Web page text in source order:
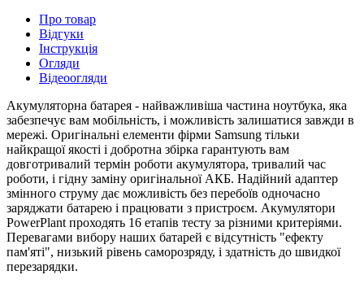
Про товар
Відгуки
Інструкція
Огляди
Відеоогляди
Акумуляторна батарея - найважливіша частина ноутбука, яка
забезпечує вам мобільність, і можливість залишатися завжди в
мережі. Оригінальні елементи фірми Samsung тільки
найкращої якості і добротна збірка гарантують вам
довготривалий термін роботи акумулятора, тривалий час
роботи, і гідну заміну оригінальної АКБ. Надійний адаптер
змінного струму дає можливість без перебоїв одночасно
заряджати батарею і працювати з пристроєм. Акумулятори
PowerPlant проходять 16 етапів тесту за різними критеріями.
Перевагами вибору наших батарей є відсутність "ефекту
пам'яті", низький рівень саморозряду, і здатність до швидкої
перезарядки.